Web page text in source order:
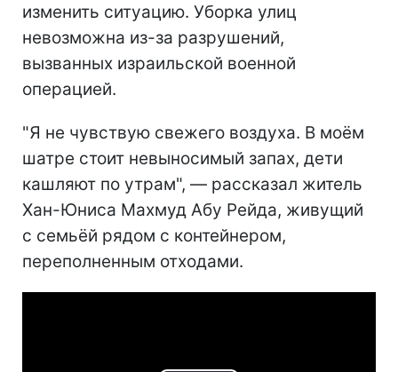
изменить ситуацию. Уборка улиц
невозможна из-за разрушений,
вызванных израильской военной
операцией.
"Я не чувствую свежего воздуха. В моём
шатре стоит невыносимый запах, дети
кашляют по утрам", — рассказал житель
Хан-Юниса Махмуд Абу Рейда, живущий
с семьёй рядом с контейнером,
переполненным отходами.